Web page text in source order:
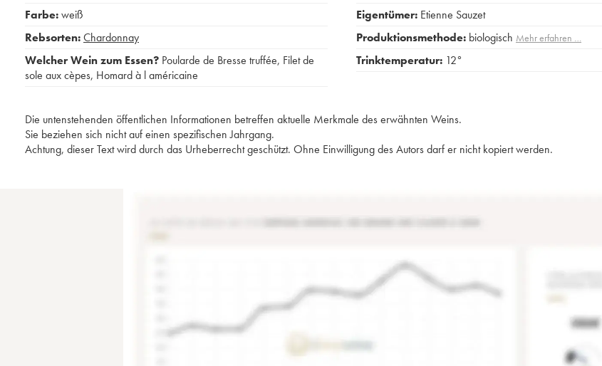
Farbe:weiß
Rebsorten:Chardonnay
Welcher Wein zum Essen? Poularde de Bresse truffée, Filet de
sole aux cèpes, Homard à l américaine
Eigentümer: Etienne Sauzet
Produktionsmethode: biologisch Mehr erfahren …
Trinktemperatur: 12°
Die untenstehenden öffentlichen Informationen betreffen aktuelle Merkmale des erwähnten Weins.
Sie beziehen sich nicht auf einen spezifischen Jahrgang.
Achtung, dieser Text wird durch das Urheberrecht geschützt. Ohne Einwilligung des Autors darf er nicht kopiert werden.